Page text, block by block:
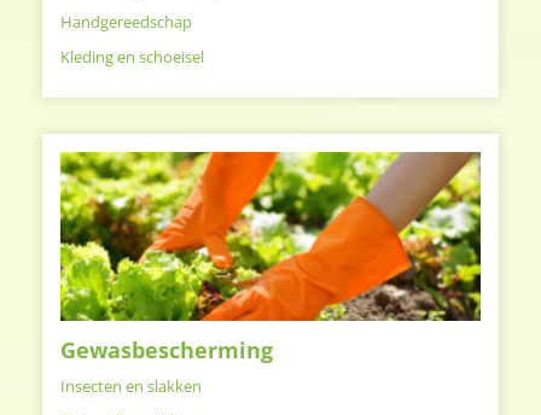
Handgereedschap
Kleding en schoeisel
Gewasbescherming
Insecten en slakken